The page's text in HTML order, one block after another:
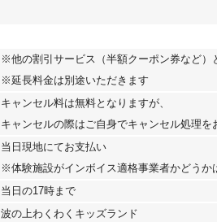
※他の割引サービス（半額クーポン券など）
※延長料金は別途いただきます
キャンセル料は無料となりますが、
キャンセルの際はご自身でキャンセル処理を
当日現地にてお支払い
※体験施設がインボイス適格事業者かどうか
当日の17時まで
波の上わくわくキッズランド